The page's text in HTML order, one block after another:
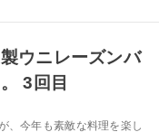
ウニレーズンバ
3回目
今年も素敵な料理を楽し